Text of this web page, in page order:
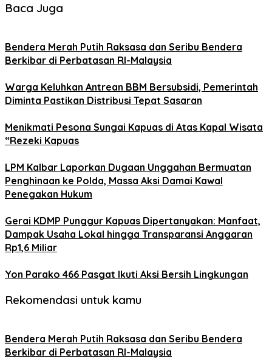
Baca Juga
Bendera Merah Putih Raksasa dan Seribu Bendera
Berkibar di Perbatasan RI-Malaysia
Warga Keluhkan Antrean BBM Bersubsidi, Pemerintah
Diminta Pastikan Distribusi Tepat Sasaran
Menikmati Pesona Sungai Kapuas di Atas Kapal Wisata
“Rezeki Kapuas
LPM Kalbar Laporkan Dugaan Unggahan Bermuatan
Penghinaan ke Polda, Massa Aksi Damai Kawal
Penegakan Hukum
Gerai KDMP Punggur Kapuas Dipertanyakan: Manfaat,
Dampak Usaha Lokal hingga Transparansi Anggaran
Rp1,6 Miliar
Yon Parako 466 Pasgat Ikuti Aksi Bersih Lingkungan
Rekomendasi untuk kamu
Bendera Merah Putih Raksasa dan Seribu Bendera
Berkibar di Perbatasan RI-Malaysia